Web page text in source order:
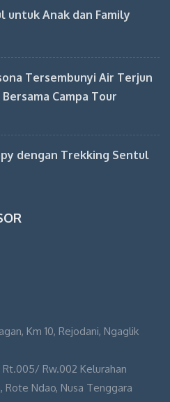
untuk Anak dan Family
Tersembunyi Air Terjun
Campa Tour
dengan Trekking Sentul
Km 10, Rejodani, Ngaglik
Rw.002 Kelurahan
Rote Ndao, Nusa Tenggara